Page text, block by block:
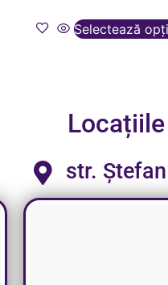
Selectează
str.